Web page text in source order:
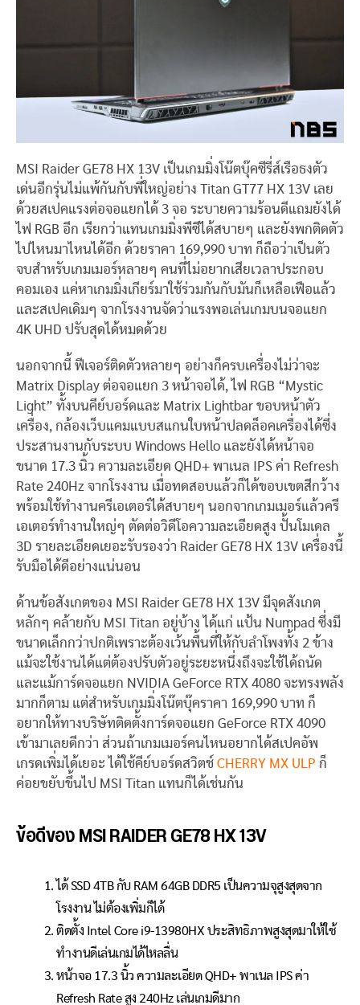
MSI Raider GE78 HX 13V เป็นเกมมิ่งโน๊ตบุ๊คซีรี่ส์เรือธงตัว
เด่นอีกรุ่นไม่แพ้กันกับพี่ใหญ่อย่าง Titan GT77 HX 13V เลย
ด้วยสเปคแรงต่อจอแยกได้ 3 จอ ระบายความร้อนดีแถมยังได้
ไฟ RGB อีก เรียกว่าแทนเกมมิ่งพีซีได้สบายๆ และยังพกติดตัว
ไปไหนมาไหนได้อีก ด้วยราคา 169,990 บาท ก็ถือว่าเป็นตัว
จบสำหรับเกมเมอร์หลายๆ คนที่ไม่อยากเสียเวลาประกอบ
คอมเอง แค่หาเกมมิ่งเกียร์มาใช้ร่วมกันกับมันก็เหลือเฟือแล้ว
และสเปคเดิมๆ จากโรงงานจัดว่าแรงพอเล่นเกมบนจอแยก
4K UHD ปรับสุดได้หมดด้วย
นอกจากนี้ ฟีเจอร์ติดตัวหลายๆ อย่างก็ครบเครื่องไม่ว่าจะ
Matrix Display ต่อจอแยก 3 หน้าจอได้, ไฟ RGB “Mystic
Light” ทั้งบนคีย์บอร์ดและ Matrix Lightbar ขอบหน้าตัว
เครื่อง, กล้องเว็บแคมแบบสแกนใบหน้าปลดล็อคเครื่องได้ซึ่ง
ประสานงานกับระบบ Windows Hello และยังได้หน้าจอ
ขนาด 17.3 นิ้ว ความละเอียด QHD+ พาเนล IPS ค่า Refresh
Rate 240Hz จากโรงงาน เมื่อทดสอบแล้วก็ได้ขอบเขตสีกว้าง
พร้อมใช้ทำงานครีเอเตอร์ได้สบายๆ นอกจากเกมเมอร์แล้วครี
เอเตอร์ทำงานใหญ่ๆ ตัดต่อวิดีโอความละเอียดสูง ปั้นโมเดล
3D รายละเอียดเยอะรับรองว่า Raider GE78 HX 13V เครื่องนี้
รับมือได้ดีอย่างแน่นอน
ด้านข้อสังเกตของ MSI Raider GE78 HX 13V มีจุดสังเกต
หลักๆ คล้ายกับ MSI Titan อยู่บ้าง ได้แก่ แป้น Numpad ซึ่งมี
ขนาดเล็กกว่าปกติเพราะต้องเว้นพื้นที่ให้กับลำโพงทั้ง 2 ข้าง
แม้จะใช้งานได้แต่ต้องปรับตัวอยู่ระยะหนึ่งถึงจะใช้ได้ถนัด
และแม้การ์ดจอแยก NVIDIA GeForce RTX 4080 จะทรงพลัง
มากก็ตาม แต่สำหรับเกมมิ่งโน๊ตบุ๊คราคา 169,990 บาท ก็
อยากให้ทางบริษัทติดตั้งการ์ดจอแยก GeForce RTX 4090
เข้ามาเลยดีกว่า ส่วนถ้าเกมเมอร์คนไหนอยากได้สเปคอัพ
เกรดเพิ่มได้เยอะ ได้ใช้คีย์บอร์ดสวิตช์ CHERRY MX ULP ก็
ค่อยขยับขึ้นไป MSI Titan แทนก็ได้เช่นกัน
ข้อดีของ MSI RAIDER GE78 HX 13V
ได้ SSD 4TB กับ RAM 64GB DDR5 เป็นความจุสูงสุดจาก
โรงงาน ไม่ต้องเพิ่มก็ได้
ติดตั้ง Intel Core i9-13980HX ประสิทธิภาพสูงสุดมาให้ใช้
ทำงานดีเล่นเกมได้ไหลลื่น
หน้าจอ 17.3 นิ้ว ความละเอียด QHD+ พาเนล IPS ค่า
Refresh Rate สูง 240Hz เล่นเกมดีมาก